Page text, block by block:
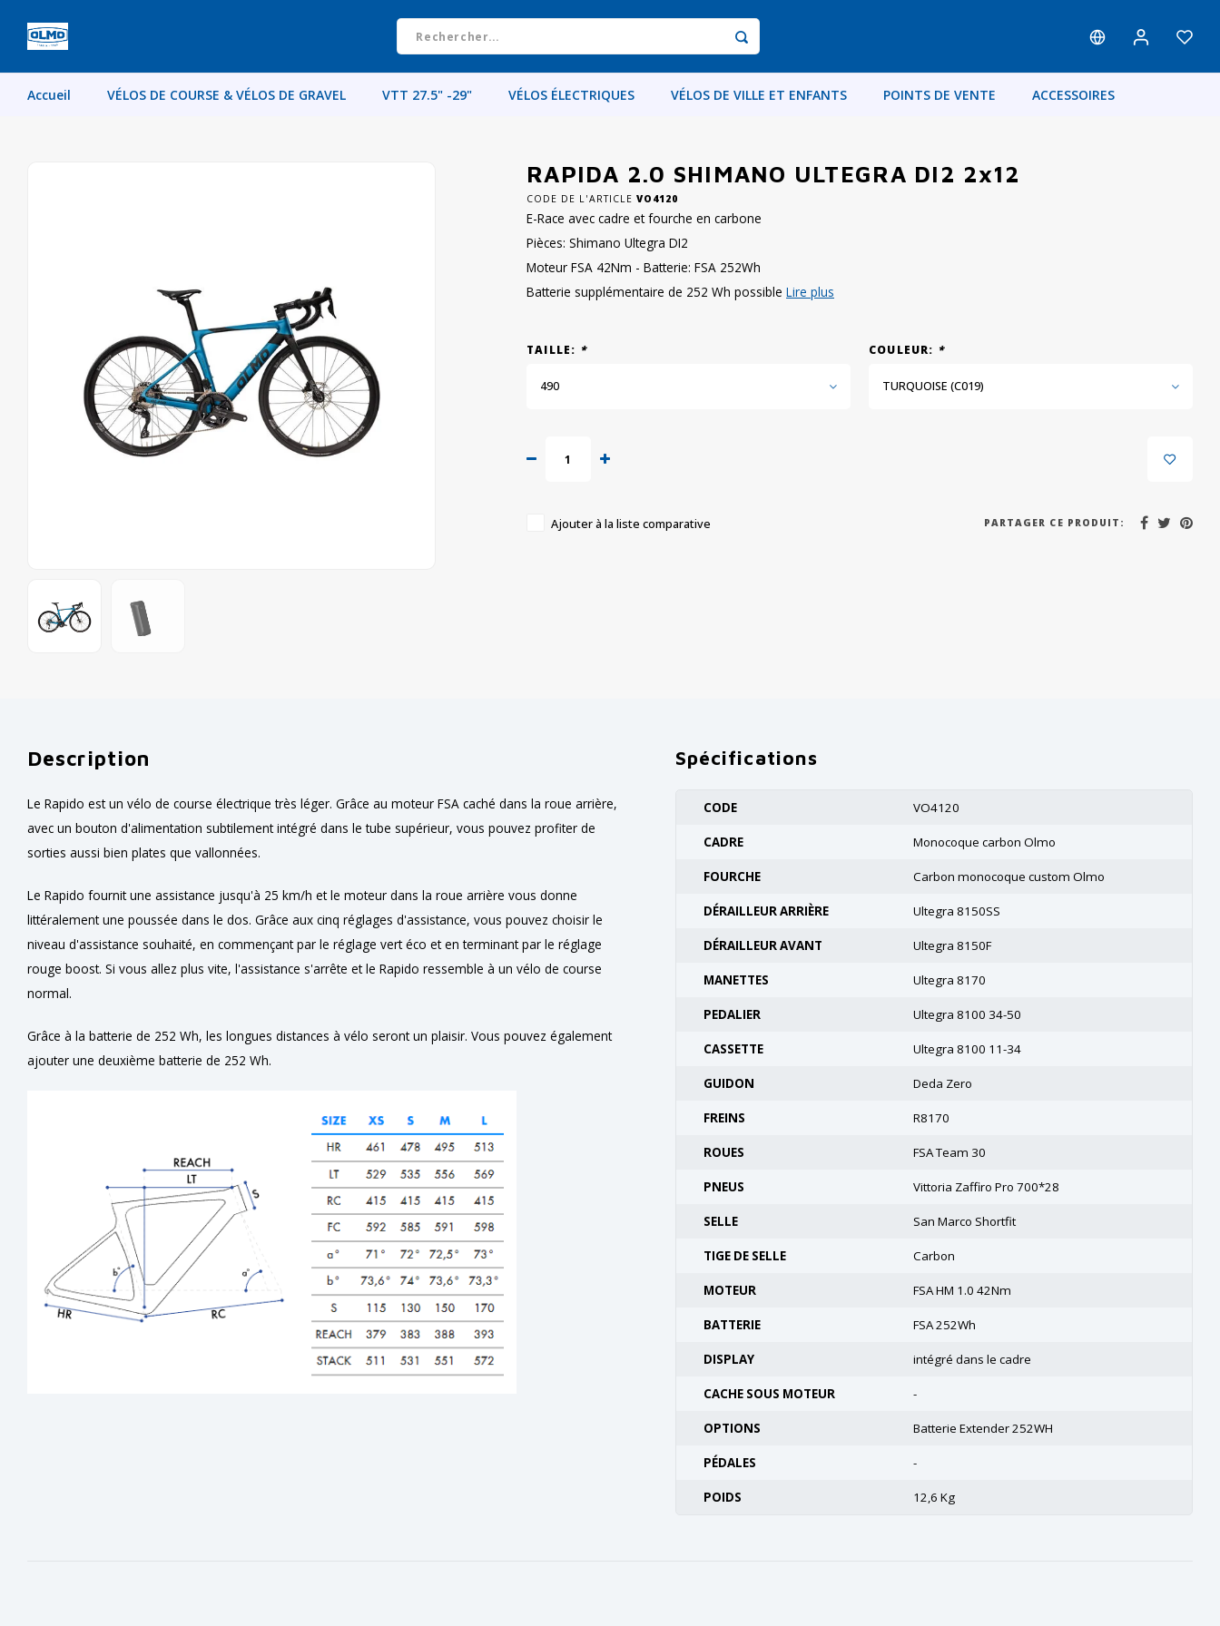
Accueil VÉLOS DE COURSE & VÉLOS DE GRAVEL VTT 27.5" -29" VÉLOS ÉLECTRIQUES VÉLOS DE VILLE ET ENFANTS POINTS DE VENTE ACCESSOIRES
RAPIDA 2.0 SHIMANO ULTEGRA DI2 2x12
CODE DE L'ARTICLE VO4120
E-Race avec cadre et fourche en carbone
Pièces: Shimano Ultegra DI2
Moteur FSA 42Nm - Batterie: FSA 252Wh
Batterie supplémentaire de 252 Wh possible Lire plus
TAILLE: *
490
COULEUR: *
TURQUOISE (C019)
Ajouter à la liste comparative PARTAGER CE PRODUIT:
Description
Le Rapido est un vélo de course électrique très léger. Grâce au moteur FSA caché dans la roue arrière,
avec un bouton d'alimentation subtilement intégré dans le tube supérieur, vous pouvez profiter de
sorties aussi bien plates que vallonnées.
Le Rapido fournit une assistance jusqu'à 25 km/h et le moteur dans la roue arrière vous donne
littéralement une poussée dans le dos. Grâce aux cinq réglages d'assistance, vous pouvez choisir le
niveau d'assistance souhaité, en commençant par le réglage vert éco et en terminant par le réglage
rouge boost. Si vous allez plus vite, l'assistance s'arrête et le Rapido ressemble à un vélo de course
normal.
Grâce à la batterie de 252 Wh, les longues distances à vélo seront un plaisir. Vous pouvez également
ajouter une deuxième batterie de 252 Wh.
Spécifications
CODE VO4120
CADRE Monocoque carbon Olmo
FOURCHE Carbon monocoque custom Olmo
DÉRAILLEUR ARRIÈRE Ultegra 8150SS
DÉRAILLEUR AVANT Ultegra 8150F
MANETTES Ultegra 8170
PEDALIER Ultegra 8100 34-50
CASSETTE Ultegra 8100 11-34
GUIDON Deda Zero
FREINS R8170
ROUES FSA Team 30
PNEUS Vittoria Zaffiro Pro 700*28
SELLE San Marco Shortfit
TIGE DE SELLE Carbon
MOTEUR FSA HM 1.0 42Nm
BATTERIE FSA 252Wh
DISPLAY intégré dans le cadre
CACHE SOUS MOTEUR -
OPTIONS Batterie Extender 252WH
PÉDALES -
POIDS 12,6 Kg